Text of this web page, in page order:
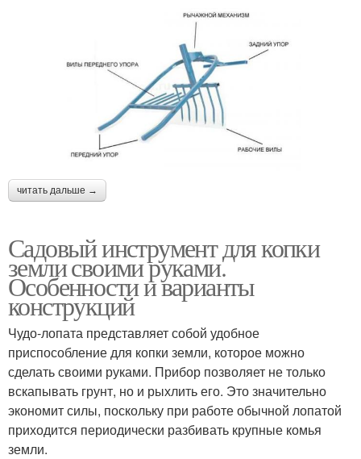
читать дальше →
Садовый инструмент для копки
земли своими руками.
Особенности и варианты
конструкций
Чудо-лопата представляет собой удобное
приспособление для копки земли, которое можно
сделать своими руками. Прибор позволяет не только
вскапывать грунт, но и рыхлить его. Это значительно
экономит силы, поскольку при работе обычной лопатой
приходится периодически разбивать крупные комья
земли.